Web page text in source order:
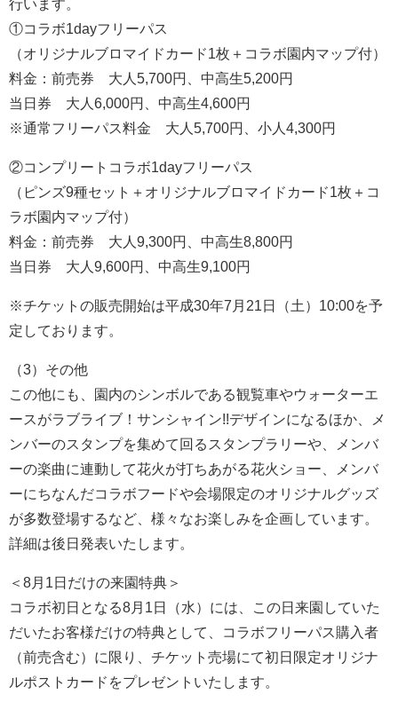
行います。
①コラボ1dayフリーパス
（オリジナルブロマイドカード1枚＋コラボ園内マップ付）
料金：前売券 大人5,700円、中高生5,200円
当日券 大人6,000円、中高生4,600円
※通常フリーパス料金 大人5,700円、小人4,300円
②コンプリートコラボ1dayフリーパス
（ピンズ9種セット＋オリジナルブロマイドカード1枚＋コ
ラボ園内マップ付）
料金：前売券 大人9,300円、中高生8,800円
当日券 大人9,600円、中高生9,100円
※チケットの販売開始は平成30年7月21日（土）10:00を予
定しております。
（3）その他
この他にも、園内のシンボルである観覧車やウォーターエ
ースがラブライブ！サンシャイン!!デザインになるほか、メ
ンバーのスタンプを集めて回るスタンプラリーや、メンバ
ーの楽曲に連動して花火が打ちあがる花火ショー、メンバ
ーにちなんだコラボフードや会場限定のオリジナルグッズ
が多数登場するなど、様々なお楽しみを企画しています。
詳細は後日発表いたします。
＜8月1日だけの来園特典＞
コラボ初日となる8月1日（水）には、この日来園していた
だいたお客様だけの特典として、コラボフリーパス購入者
（前売含む）に限り、チケット売場にて初日限定オリジナ
ルポストカードをプレゼントいたします。